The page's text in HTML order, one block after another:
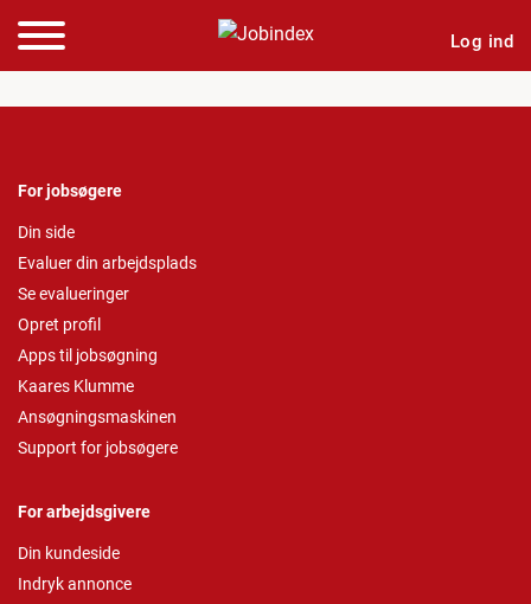
Log ind
For jobsøgere
Din side
Evaluer din arbejdsplads
Se evalueringer
Opret profil
Apps til jobsøgning
Kaares Klumme
Ansøgningsmaskinen
Support for jobsøgere
For arbejdsgivere
Din kundeside
Indryk annonce